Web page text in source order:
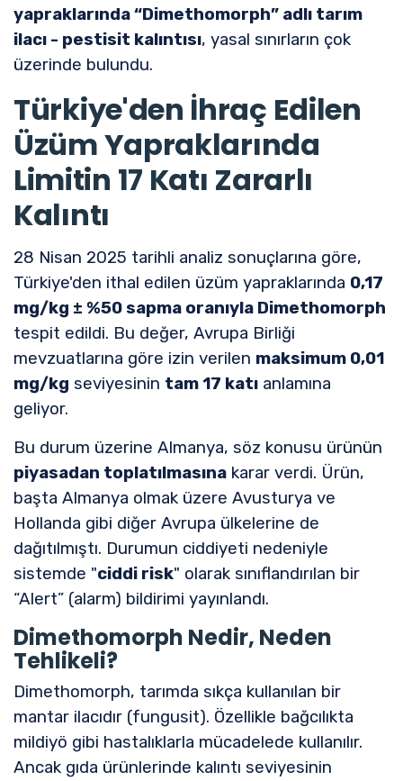
yapraklarında “Dimethomorph” adlı tarım
ilacı - pestisit kalıntısı, yasal sınırların çok
üzerinde bulundu.
Türkiye'den İhraç Edilen
Üzüm Yapraklarında
Limitin 17 Katı Zararlı
Kalıntı
28 Nisan 2025 tarihli analiz sonuçlarına göre,
Türkiye'den ithal edilen üzüm yapraklarında 0,17
mg/kg ± %50 sapma oranıyla Dimethomorph
tespit edildi. Bu değer, Avrupa Birliği
mevzuatlarına göre izin verilen maksimum 0,01
mg/kg seviyesinin tam 17 katı anlamına
geliyor.
Bu durum üzerine Almanya, söz konusu ürünün
piyasadan toplatılmasına karar verdi. Ürün,
başta Almanya olmak üzere Avusturya ve
Hollanda gibi diğer Avrupa ülkelerine de
dağıtılmıştı. Durumun ciddiyeti nedeniyle
sistemde "ciddi risk" olarak sınıflandırılan bir
“Alert” (alarm) bildirimi yayınlandı.
Dimethomorph Nedir, Neden
Tehlikeli?
Dimethomorph, tarımda sıkça kullanılan bir
mantar ilacıdır (fungusit). Özellikle bağcılıkta
mildiyö gibi hastalıklarla mücadelede kullanılır.
Ancak gıda ürünlerinde kalıntı seviyesinin